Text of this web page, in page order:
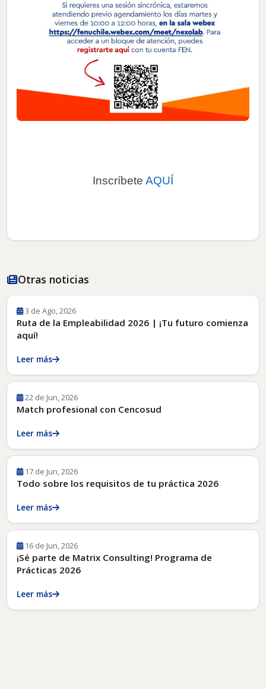
Inscríbete AQUÍ
Otras noticias
3 de Ago, 2026
Ruta de la Empleabilidad 2026 | ¡Tu futuro comienza
aquí!
Leer más
22 de Jun, 2026
Match profesional con Cencosud
Leer más
17 de Jun, 2026
Todo sobre los requisitos de tu práctica 2026
Leer más
16 de Jun, 2026
¡Sé parte de Matrix Consulting! Programa de
Prácticas 2026
Leer más